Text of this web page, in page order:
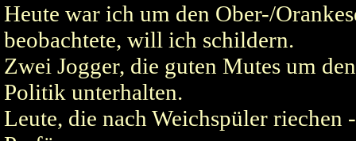
Heute war ich um den Ober-/
beobachtete, will ich schildern.
­Zwei Jogger, die guten Mutes um
Politik unterhalten.
­Leute, die nach Weichspüler